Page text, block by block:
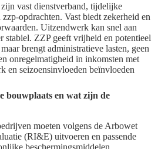
vast dienstverband, tijdelijke
opdrachten. Vast biedt zekerheid en
Uitzendwerk kan snel aan
stabiel. ZZP geeft vrijheid en potentieel
brengt administratieve lasten, geen
onregelmatigheid in inkomsten met
en seizoensinvloeden beïnvloeden
bouwplaats en wat zijn de
moeten volgens de Arbowet
(RI&E) uitvoeren en passende
beschermingsmiddelen,